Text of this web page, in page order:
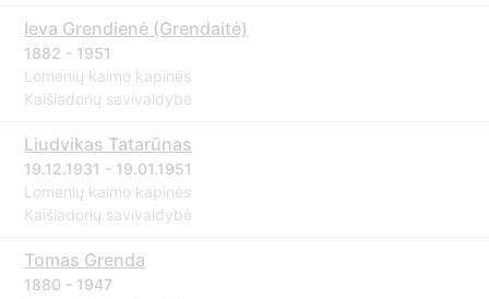
Ieva Grendienė (Grendaitė)
1882 - 1951
Lomenių kaimo kapinės
Kaišiadorių savivaldybė
Liudvikas Tatarūnas
19.12.1931 - 19.01.1951
Lomenių kaimo kapinės
Kaišiadorių savivaldybė
Tomas Grenda
1880 - 1947